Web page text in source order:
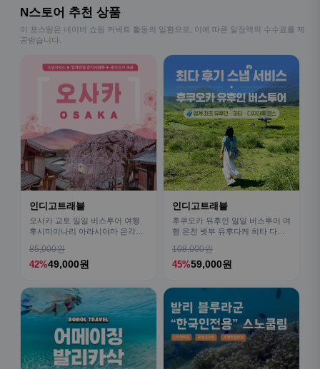
N스토어 추천 상품
이 포스팅은 네이버 쇼핑 커넥트 활동의 일환으로, 이에 따른 일정액의 수수료를 제
공받습니다.
인디고트래블
오사카 교토 일일 버스투어 여행
후시미이나리 아라시야마 은각사
85,000원
42%49,000원
인디고트래블
후쿠오카 유후인 일일 버스투어 여
행 온천 벳부 유후다케 히타 다자
108,000원
45%59,000원